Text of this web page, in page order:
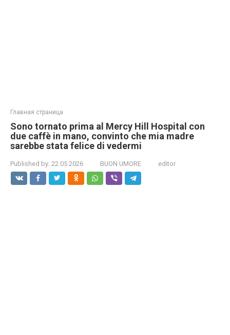
Главная страница
Sono tornato prima al Mercy Hill Hospital con
due caffè in mano, convinto che mia madre
sarebbe stata felice di vedermi
Published by: 22.05.2026 BUON UMORE editor